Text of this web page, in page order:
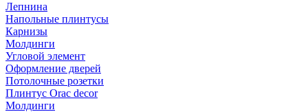
Лепнина
Напольные плинтусы
Карнизы
Молдинги
Угловой элемент
Оформление дверей
Потолочные розетки
Плинтус Orac decor
Молдинги